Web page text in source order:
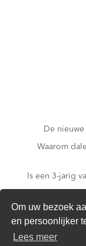
Om uw bezoek
en persoonlijker
Lees meer
De
Waarom
Is een 3-jarig